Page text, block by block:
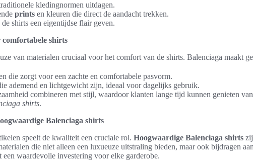
kledingnormen uitdagen.
prints en kleuren die direct de aandacht trekken.
shirts een eigentijdse flair geven.
comfortabele shirts
van materialen cruciaal voor het comfort van de shirts. Balenciaga maakt
die zorgt voor een zachte en comfortabele pasvorm.
ademend en lichtgewicht zijn, ideaal voor dagelijks gebruik.
combineren met stijl, waardoor klanten lange tijd kunnen genieten
shirts.
Balenciaga shirts
speelt de kwaliteit een cruciale rol. Hoogwaardige Balenciaga shirts
die niet alleen een luxueuze uitstraling bieden, maar ook bijdragen
waardevolle investering voor elke garderobe.